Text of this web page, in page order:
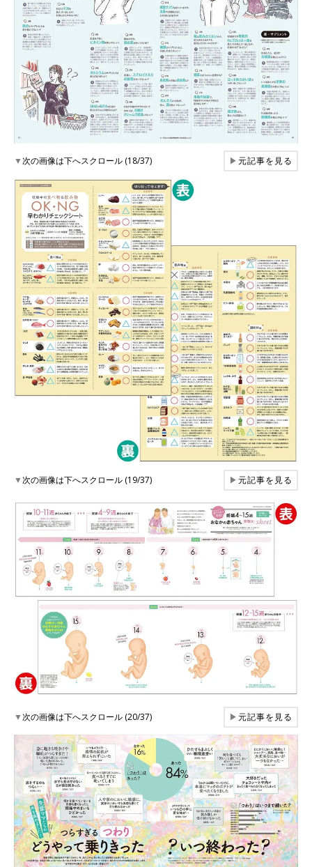
▼次の画像は下へスクロール (18/37) ▶元記事を見る
▼次の画像は下へスクロール (19/37) ▶元記事を見る
▼次の画像は下へスクロール (20/37) ▶元記事を見る